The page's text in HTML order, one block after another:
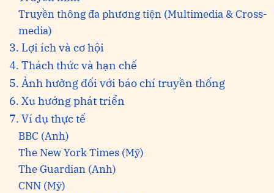
Truyền thông đa phương tiện (Multimedia & Cross-
media)
3. Lợi ích và cơ hội
4. Thách thức và hạn chế
5. Ảnh hưởng đối với báo chí truyền thống
6. Xu hướng phát triển
7. Ví dụ thực tế
BBC (Anh)
The New York Times (Mỹ)
The Guardian (Anh)
CNN (Mỹ)